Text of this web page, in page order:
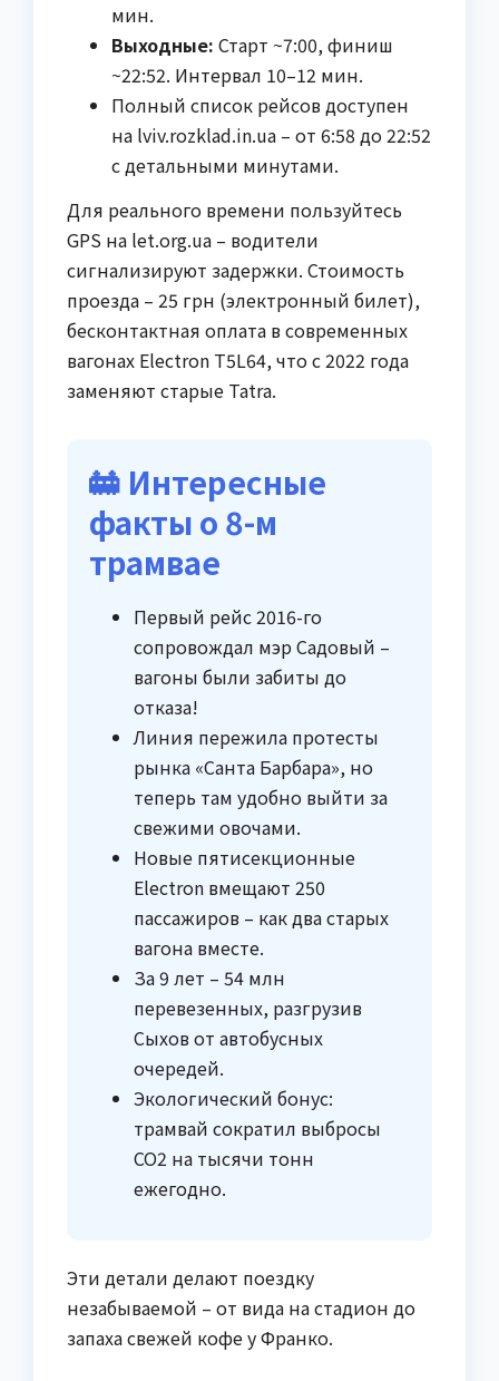
мин.
Выходные: Старт ~7:00, финиш
~22:52. Интервал 10–12 мин.
Полный список рейсов доступен
на lviv.rozklad.in.ua – от 6:58 до 22:52
с детальными минутами.
Для реального времени пользуйтесь
GPS на let.org.ua – водители
сигнализируют задержки. Стоимость
проезда – 25 грн (электронный билет),
бесконтактная оплата в современных
вагонах Electron T5L64, что с 2022 года
заменяют старые Tatra.
🚋 Интересные
факты о 8-м
трамвае
Первый рейс 2016-го
сопровождал мэр Садовый –
вагоны были забиты до
отказа!
Линия пережила протесты
рынка «Санта Барбара», но
теперь там удобно выйти за
свежими овочами.
Новые пятисекционные
Electron вмещают 250
пассажиров – как два старых
вагона вместе.
За 9 лет – 54 млн
перевезенных, разгрузив
Сыхов от автобусных
очередей.
Экологический бонус:
трамвай сократил выбросы
CO2 на тысячи тонн
ежегодно.
Эти детали делают поездку
незабываемой – от вида на стадион до
запаха свежей кофе у Франко.